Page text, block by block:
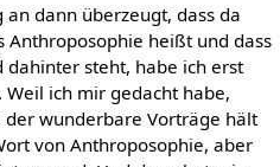
dann überzeugt, dass da
Anthroposophie heißt und dass
steht, habe ich erst
ich mir gedacht habe,
der wunderbare Vorträge hält
von Anthroposophie, aber